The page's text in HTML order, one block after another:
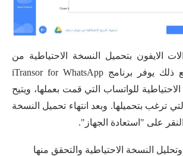
الايفون بتحميل النسخة الاحتياطية من
جوجل درايف، ومع ذلك يوفر برنامج iTransor for WhatsApp
للواتساب التي قمت بعملها، ويتيح
ترغب بتحميلها. وبعد انتهاء تحميل النسخة
على "استعادة الجهاز".
النسخة الاحتياطية والتحقق منها